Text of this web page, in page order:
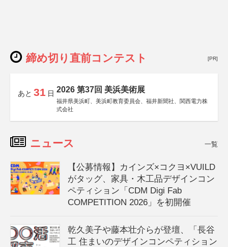
締め切り直前コンテスト [PR]
あと 31 日 2026 第37回 美浜美術展
福井県美浜町、美浜町教育委員会、福井新聞社、関西電力株
式会社
ニュース 一覧
【公募情報】カインズ×コクヨ×VUILD
がタッグ、家具・木工品デザインコン
ペティション「CDM Digi Fab
COMPETITION 2026」を初開催
乾久美子や藤本壮介らが登壇、「長谷
工 住まいのデザインコンペティション